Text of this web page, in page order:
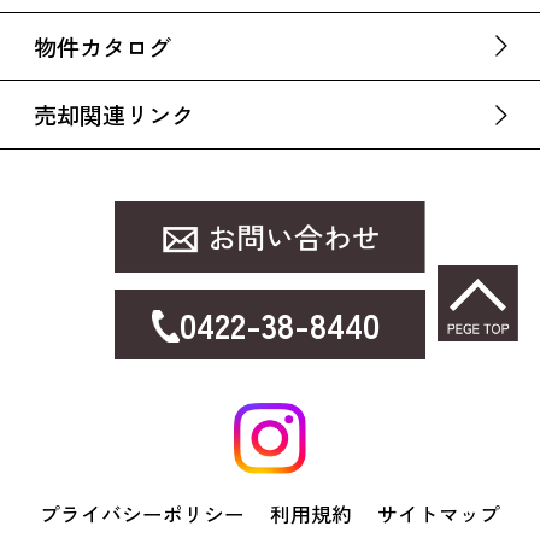
物件カタログ
売却関連リンク
0422-38-8440
プライバシーポリシー 利用規約 サイトマップ